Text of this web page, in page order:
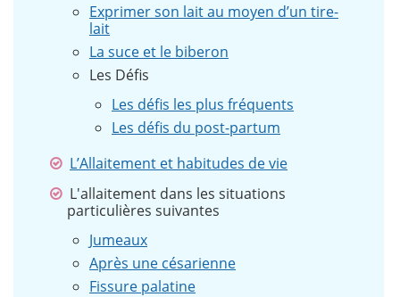
Exprimer son lait au moyen d’un tire-
lait
La suce et le biberon
Les Défis
Les défis les plus fréquents
Les défis du post-partum
L’Allaitement et habitudes de vie
L'allaitement dans les situations
particulières suivantes
Jumeaux
Après une césarienne
Fissure palatine